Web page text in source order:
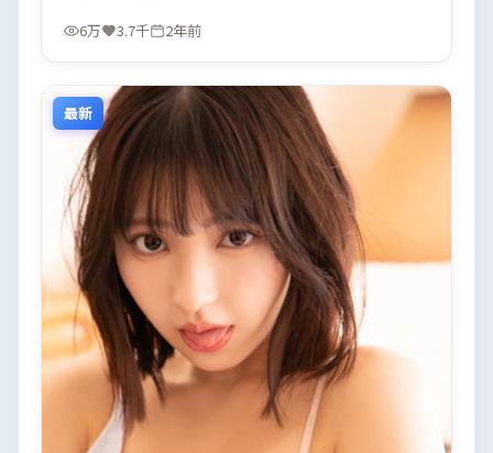
6万 3.7千 2年前
最新